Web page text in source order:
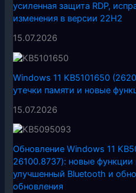
усиленная защита RDP,
изменения в версии 22H2
15.07.2026
Windows 11 KB5101650
утечки памяти и новые
15.07.2026
Обновление Windows 11
26100.8737): новые функции
улучшенный Bluetooth и
обновления